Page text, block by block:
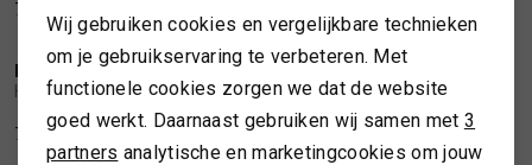
TASSEN
TOPS EN SHIRTS
74,99
/2
HOUSE OF ORD
House of Ord Vineyard Fedora
79,99
House of Ord Gerry Fedora
Analytische cookies
Marketing cookies
Wij gebruiken cookies en vergelijkbare technieken
om je gebruikservaring te verbeteren. Met
functionele cookies zorgen we dat de website
goed werkt. Daarnaast gebruiken wij samen met 3
partners analytische en marketingcookies om jouw